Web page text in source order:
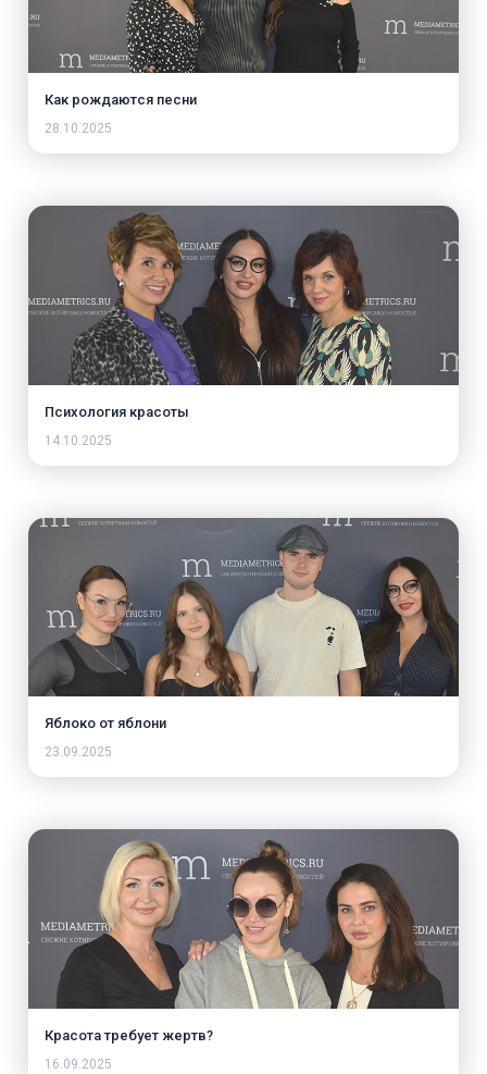
Как рождаются песни
28.10.2025
Психология красоты
14.10.2025
Яблоко от яблони
23.09.2025
Красота требует жертв?
16.09.2025